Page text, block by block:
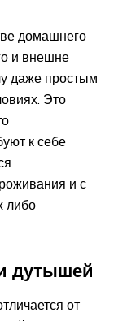
домашнего
и внешне
даже простым
Это
к себе
и с
либо
дутышей
от